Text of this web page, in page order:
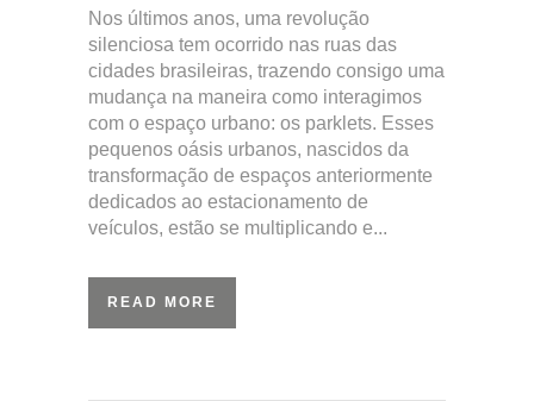
Nos últimos anos, uma revolução
silenciosa tem ocorrido nas ruas das
cidades brasileiras, trazendo consigo uma
mudança na maneira como interagimos
com o espaço urbano: os parklets. Esses
pequenos oásis urbanos, nascidos da
transformação de espaços anteriormente
dedicados ao estacionamento de
veículos, estão se multiplicando e...
READ MORE